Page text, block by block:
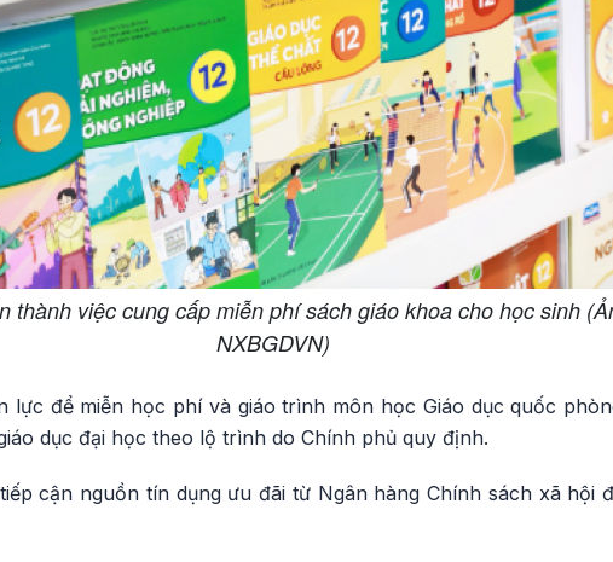
thành việc cung cấp miễn phí sách giáo khoa cho học sinh
NXBGDVN)
lực để miễn học phí và giáo trình môn học Giáo dục quốc
dục đại học theo lộ trình do Chính phủ quy định.
cận nguồn tín dụng ưu đãi từ Ngân hàng Chính sách xã hội